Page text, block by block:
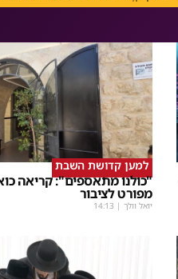
למען קדושת השבת
"כולנו מתאספים": קריאה
מפורט לציבור
יואל וולך |
14:13